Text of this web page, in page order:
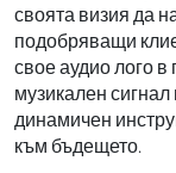
своята визия да
подобряващи
свое аудио лого
музикален
динамичен
към бъдещето.